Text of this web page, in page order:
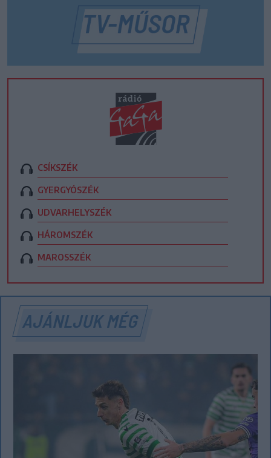
CSÍKSZÉK
GYERGYÓSZÉK
UDVARHELYSZÉK
HÁROMSZÉK
MAROSSZÉK
AJÁNLJUK MÉG